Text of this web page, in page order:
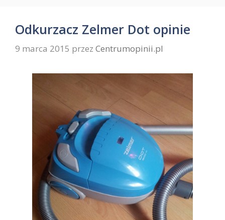
Odkurzacz Zelmer Dot opinie
9 marca 2015 przez Centrumopinii.pl